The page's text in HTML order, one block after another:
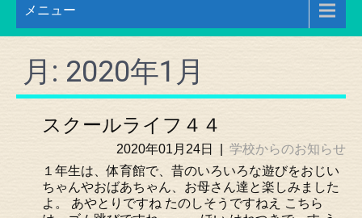
メニュー
月: 2020年1月
スクールライフ４４
2020年01月24日
学校からのお知らせ
１年生は、体育館で、昔のいろいろな遊びをおじい
ちゃんやおばあちゃん、お母さん達と楽しみました
よ。 あやとりですね たのしそうですねえ こちら